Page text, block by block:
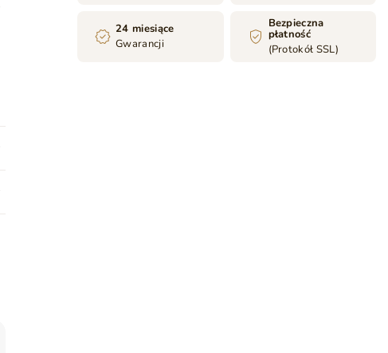
24 miesiące
Gwarancji
Bezpieczna
płatność
(Protokół SSL)